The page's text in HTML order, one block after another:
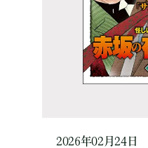
2026年02月24日